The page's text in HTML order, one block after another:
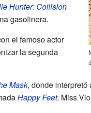
Hunter: Collision
gasolinera.
el famoso actor
la segunda
Mask, donde interpretó
Happy Feet. Miss